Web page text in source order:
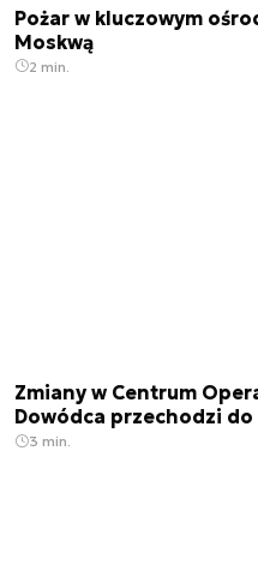
Pożar w kluczowym
Moskwą
2 min.
Zmiany w Centrum
Dowódca przechodzi do
3 min.